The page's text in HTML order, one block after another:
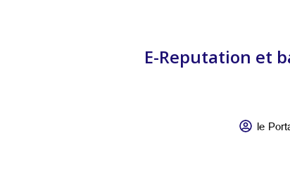
E-Reputation et
le